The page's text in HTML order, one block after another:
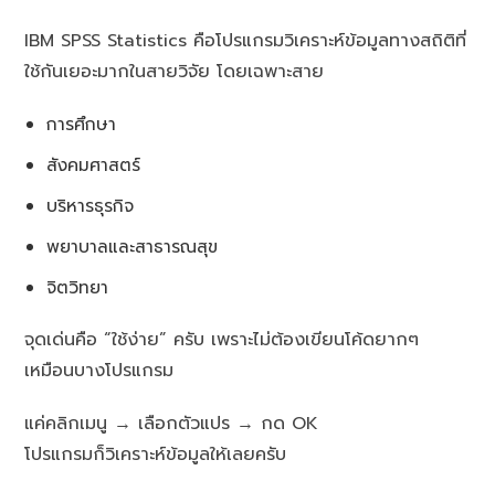
IBM SPSS Statistics คือโปรแกรมวิเคราะห์ข้อมูลทางสถิติที่
ใช้กันเยอะมากในสายวิจัย โดยเฉพาะสาย
การศึกษา
สังคมศาสตร์
บริหารธุรกิจ
พยาบาลและสาธารณสุข
จิตวิทยา
จุดเด่นคือ “ใช้ง่าย” ครับ เพราะไม่ต้องเขียนโค้ดยากๆ
เหมือนบางโปรแกรม
แค่คลิกเมนู → เลือกตัวแปร → กด OK
โปรแกรมก็วิเคราะห์ข้อมูลให้เลยครับ